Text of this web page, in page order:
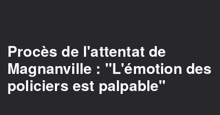
Procès de l'attentat de
Magnanville : "L'émotion des
policiers est palpable"